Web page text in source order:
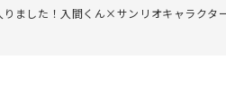
した！入間くん×サンリオキャラクター